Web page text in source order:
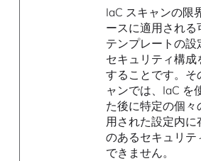
IaC スキャンの限
ースに適用される
テンプレートの設
セキュリティ構成
することです。そ
ャンでは、IaC を
た後に特定の個々
用された設定内に
のあるセキュリテ
できません。